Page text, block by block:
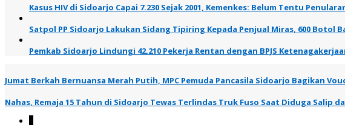
Kasus HIV di Sidoarjo Capai 7.230 Sejak 2001, Kemenkes: Belum Tentu
Satpol PP Sidoarjo Lakukan Sidang Tipiring Kepada Penjual Miras, 600 Botol
Pemkab Sidoarjo Lindungi 42.210 Pekerja Rentan dengan BPJS
Jumat Berkah Bernuansa Merah Putih, MPC Pemuda Pancasila Sidoarjo Bagikan
Nahas, Remaja 15 Tahun di Sidoarjo Tewas Terlindas Truk Fuso Saat Diduga Salip